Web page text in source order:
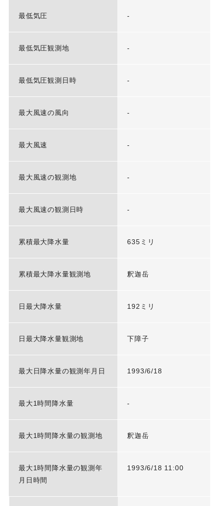
最低気圧 -
最低気圧観測地 -
最低気圧観測日時 -
最大風速の風向 -
最大風速 -
最大風速の観測地 -
最大風速の観測日時 -
累積最大降水量 635ミリ
累積最大降水量観測地 釈迦岳
日最大降水量 192ミリ
日最大降水量観測地 下障子
最大日降水量の観測年月日 1993/6/18
最大1時間降水量 -
最大1時間降水量の観測地 釈迦岳
最大1時間降水量の観測年
月日時間
1993/6/18 11:00